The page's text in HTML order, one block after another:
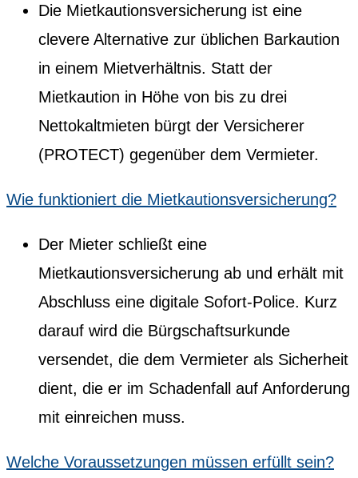
Die Mietkautionsversicherung ist eine
clevere Alternative zur üblichen Barkaution
in einem Mietverhältnis. Statt der
Mietkaution in Höhe von bis zu drei
Nettokaltmieten bürgt der Versicherer
(PROTECT) gegenüber dem Vermieter.
Wie funktioniert die Mietkautionsversicherung?
Der Mieter schließt eine
Mietkautionsversicherung ab und erhält mit
Abschluss eine digitale Sofort-Police. Kurz
darauf wird die Bürgschaftsurkunde
versendet, die dem Vermieter als Sicherheit
dient, die er im Schadenfall auf Anforderung
mit einreichen muss.
Welche Voraussetzungen müssen erfüllt sein?